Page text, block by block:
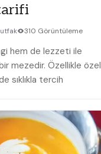
310 Görüntüleme
hem de lezzeti ile
mezedir. Özellikle özel
sıklıkla tercih